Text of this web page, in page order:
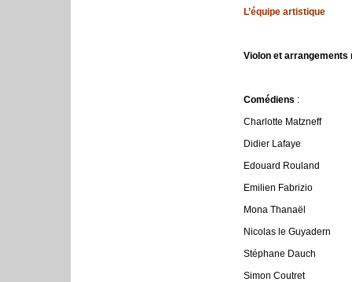
L’équipe artistique
Violon et
Comédiens :
Charlotte Matzneff
Didier Lafaye
Edouard Rouland
Emilien Fabrizio
Mona Thanaël
Nicolas le Guyadern
Stéphane Dauch
Simon Coutret